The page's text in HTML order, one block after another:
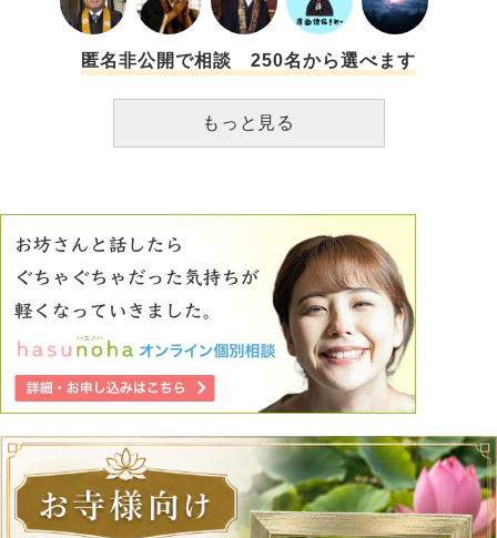
匿名非公開で相談 250名から選べます
もっと見る